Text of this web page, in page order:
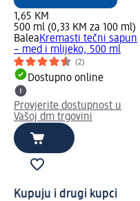
1,65 KM
500 ml (0,33 KM za 100 ml)
BaleaKremasti tečni sapun
– med i mlijeko, 500 ml
(2)
Dostupno online
Provjerite dostupnost u
Vašoj dm trgovini
Kupuju i drugi kupci